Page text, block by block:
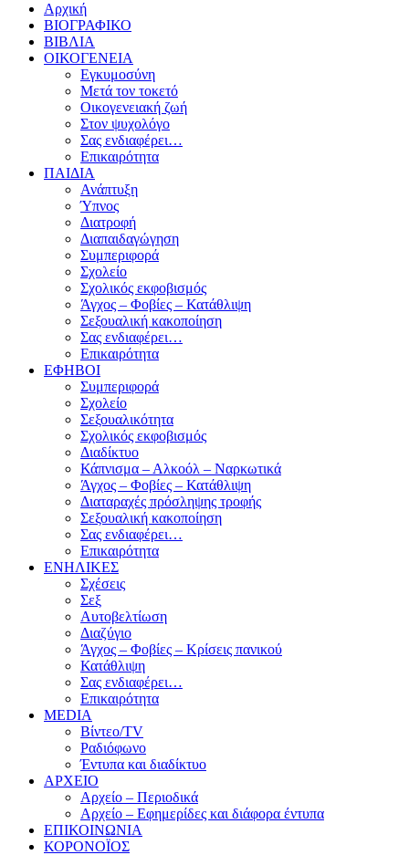
Αρχική
ΒΙΟΓΡΑΦΙΚΟ
ΒΙΒΛΙΑ
ΟΙΚΟΓΕΝΕΙΑ
Εγκυμοσύνη
Μετά τον τοκετό
Οικογενειακή ζωή
Στον ψυχολόγο
Σας ενδιαφέρει…
Επικαιρότητα
ΠΑΙΔΙΑ
Ανάπτυξη
Ύπνος
Διατροφή
Διαπαιδαγώγηση
Συμπεριφορά
Σχολείο
Σχολικός εκφοβισμός
Άγχος – Φοβίες – Κατάθλιψη
Σεξουαλική κακοποίηση
Σας ενδιαφέρει…
Επικαιρότητα
ΕΦΗΒΟΙ
Συμπεριφορά
Σχολείο
Σεξουαλικότητα
Σχολικός εκφοβισμός
Διαδίκτυο
Κάπνισμα – Αλκοόλ – Ναρκωτικά
Άγχος – Φοβίες – Κατάθλιψη
Διαταραχές πρόσληψης τροφής
Σεξουαλική κακοποίηση
Σας ενδιαφέρει…
Επικαιρότητα
ΕΝΗΛΙΚΕΣ
Σχέσεις
Σεξ
Αυτοβελτίωση
Διαζύγιο
Άγχος – Φοβίες – Κρίσεις πανικού
Κατάθλιψη
Σας ενδιαφέρει…
Επικαιρότητα
MEDIA
Βίντεο/TV
Ραδιόφωνο
Έντυπα και διαδίκτυο
ΑΡΧΕΙΟ
Αρχείο – Περιοδικά
Αρχείο – Εφημερίδες και διάφορα έντυπα
ΕΠΙΚΟΙΝΩΝΙΑ
ΚΟΡΟΝΟΪΟΣ